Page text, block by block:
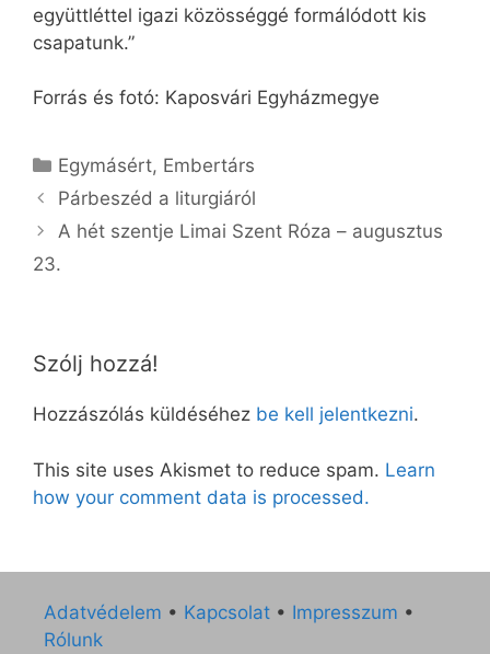
együttléttel igazi közösséggé formálódott kis
csapatunk.”
Forrás és fotó: Kaposvári Egyházmegye
Kategória
Egymásért, Embertárs
Párbeszéd a liturgiáról
A hét szentje Limai Szent Róza – augusztus
23.
Szólj hozzá!
Hozzászólás küldéséhez be kell jelentkezni.
This site uses Akismet to reduce spam. Learn
how your comment data is processed.
Adatvédelem • Kapcsolat • Impresszum •
Rólunk